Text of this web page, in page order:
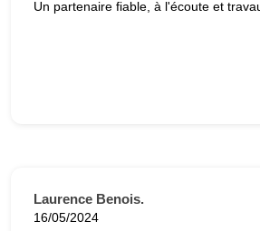
Un partenaire fiable, à l'écoute et
Laurence Benois.
16/05/2024